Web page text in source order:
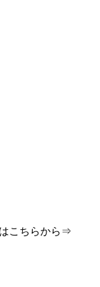
ちらから⇒